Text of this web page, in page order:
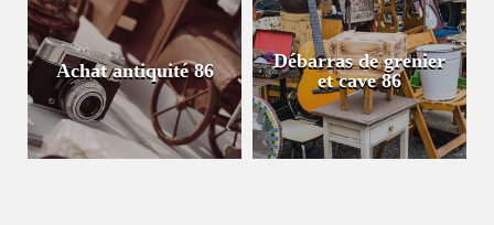
Achat antiquité 86
Débarras de grenier
et cave 86